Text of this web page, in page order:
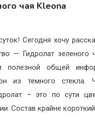
чая Kleona
Сегодня хочу
— Гидролат зеленого
полезной общей
из темного стекла.
– это по сути
Состав крайне